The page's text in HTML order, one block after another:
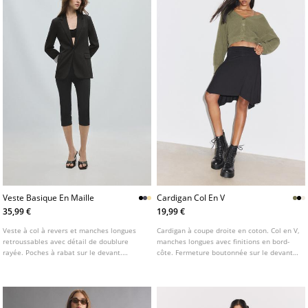
Veste Basique En Maille
35,99 €
Veste à col à revers et manches longues
retroussables avec détail de doublure
rayée. Poches à rabat sur le devant.
Cardigan Col En V
19,99 €
Cardigan à coupe droite en coton. Col en V,
manches longues avec finitions en bord-
côte. Fermeture boutonnée sur le devant.